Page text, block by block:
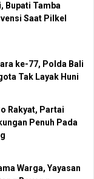
Bupati Tamba
Saat Pilkel
ke-77, Polda Bali
Tak Layak Huni
Rakyat, Partai
Penuh Pada
Warga, Yayasan